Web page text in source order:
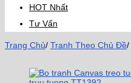
HOT Nhất
Tư Vấn
Trang Chủ/ Tranh Theo Chủ Đề/